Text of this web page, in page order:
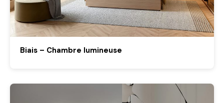
Biais – Chambre lumineuse